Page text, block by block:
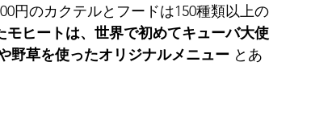
円のカクテルとフードは150種類以上の
ヒートは、世界で初めてキューバ大使
野草を使ったオリジナルメニュー とあ